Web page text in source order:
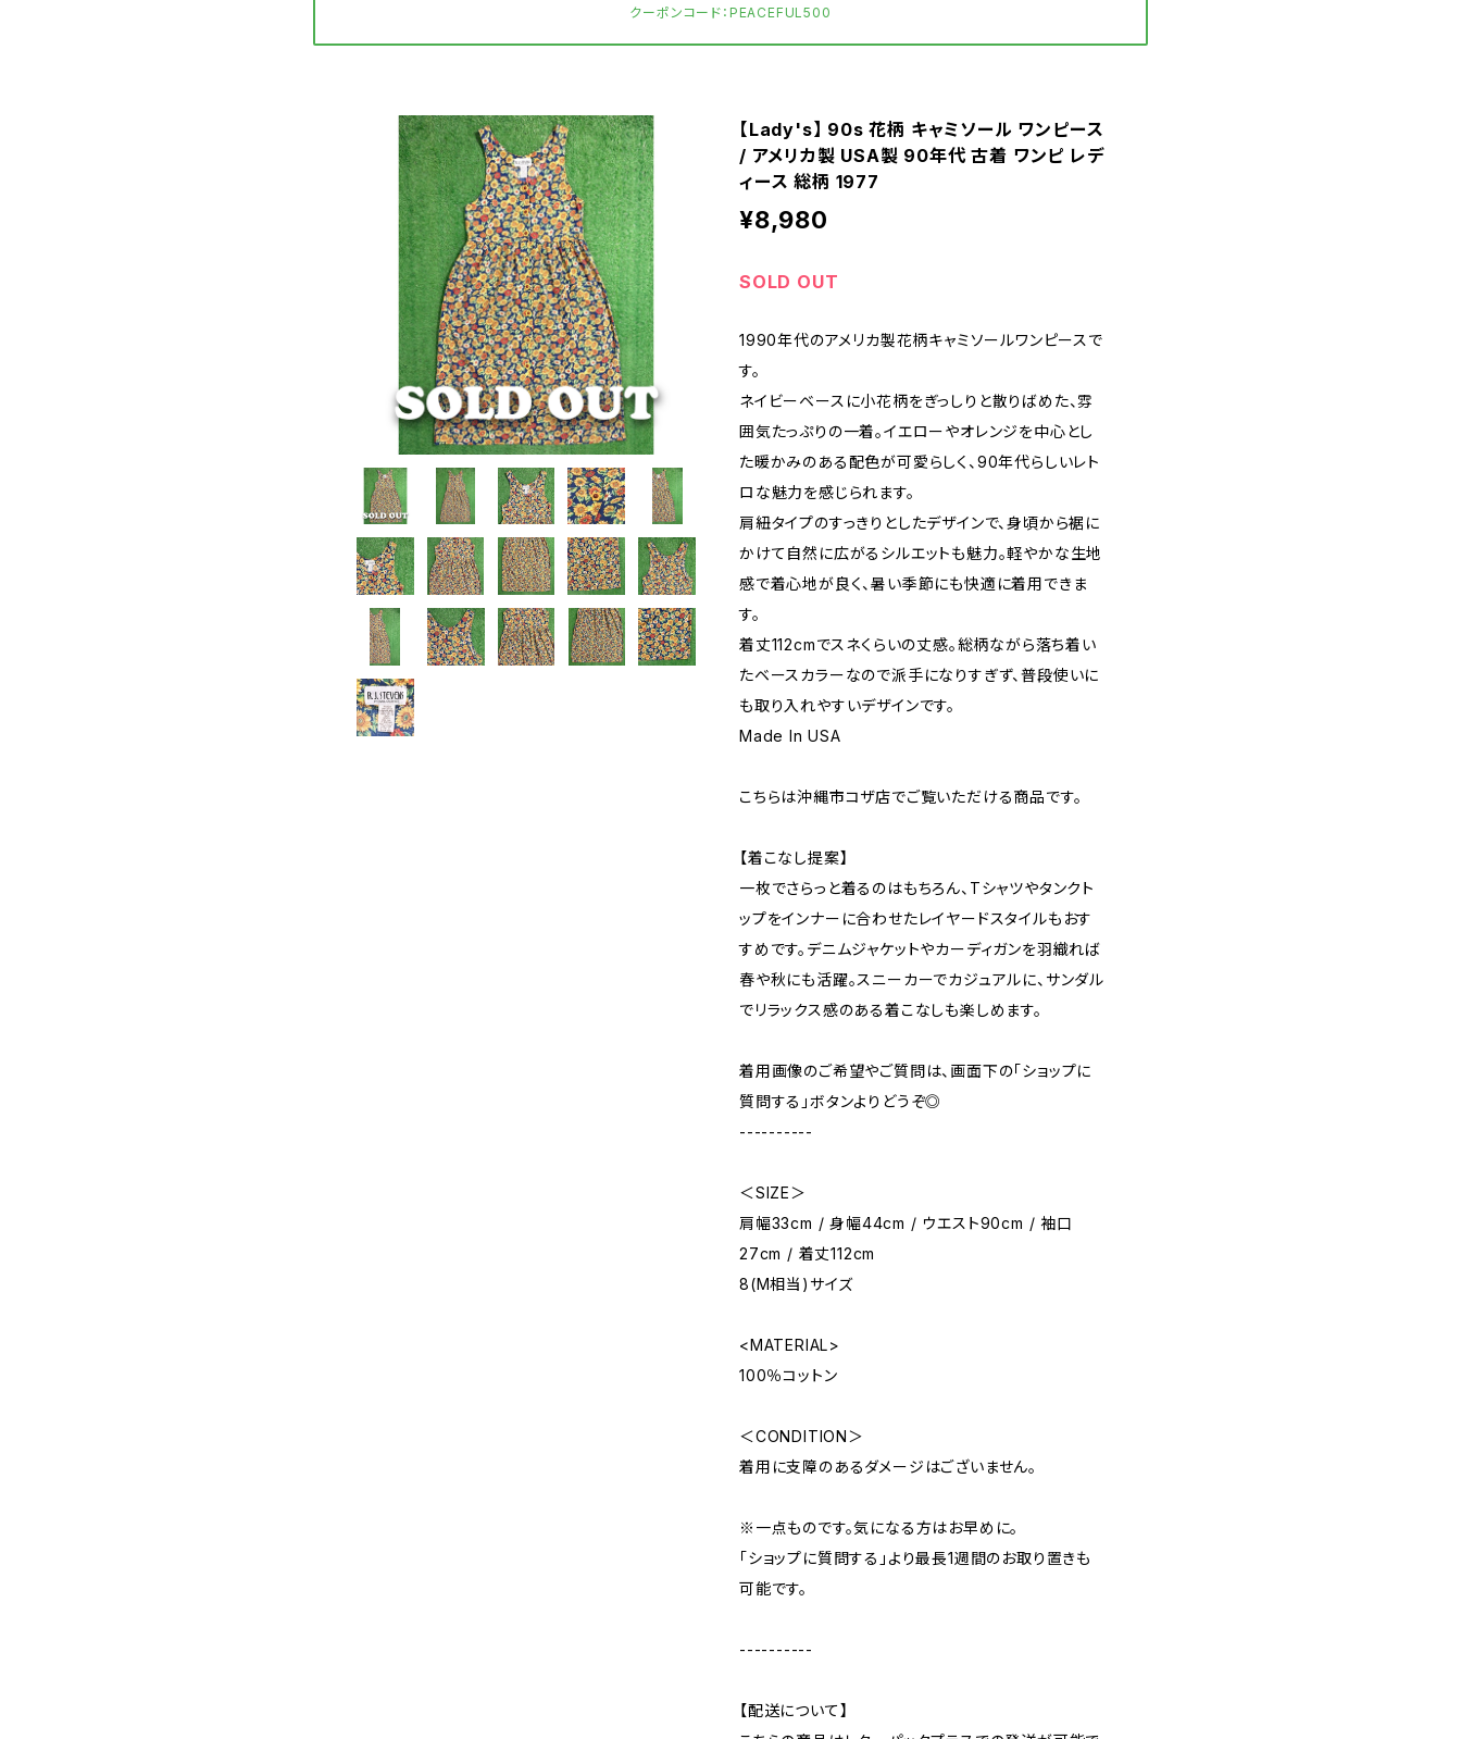
クーポンコード：PEACEFUL500
【Lady's】 90s 花柄 キャミソール ワンピース
/ アメリカ製 USA製 90年代 古着 ワンピ レデ
ィース 総柄 1977
¥8,980
SOLD OUT
1990年代のアメリカ製花柄キャミソールワンピースで
す。
ネイビーベースに小花柄をぎっしりと散りばめた、雰
囲気たっぷりの一着。イエローやオレンジを中心とし
た暖かみのある配色が可愛らしく、90年代らしいレト
ロな魅力を感じられます。
肩紐タイプのすっきりとしたデザインで、身頃から裾に
かけて自然に広がるシルエットも魅力。軽やかな生地
感で着心地が良く、暑い季節にも快適に着用できま
す。
着丈112cmでスネくらいの丈感。総柄ながら落ち着い
たベースカラーなので派手になりすぎず、普段使いに
も取り入れやすいデザインです。
Made In USA
こちらは沖縄市コザ店でご覧いただける商品です。
【着こなし提案】
一枚でさらっと着るのはもちろん、Tシャツやタンクト
ップをインナーに合わせたレイヤードスタイルもおす
すめです。デニムジャケットやカーディガンを羽織れば
春や秋にも活躍。スニーカーでカジュアルに、サンダル
でリラックス感のある着こなしも楽しめます。
着用画像のご希望やご質問は、画面下の「ショップに
質問する」ボタンよりどうぞ◎
----------
＜SIZE＞
肩幅33cm / 身幅44cm / ウエスト90cm / 袖口
27cm / 着丈112cm
8(M相当)サイズ
<MATERIAL>
100％コットン
＜CONDITION＞
着用に支障のあるダメージはございません。
※一点ものです。気になる方はお早めに。
「ショップに質問する」より最長1週間のお取り置きも
可能です。
----------
【配送について】